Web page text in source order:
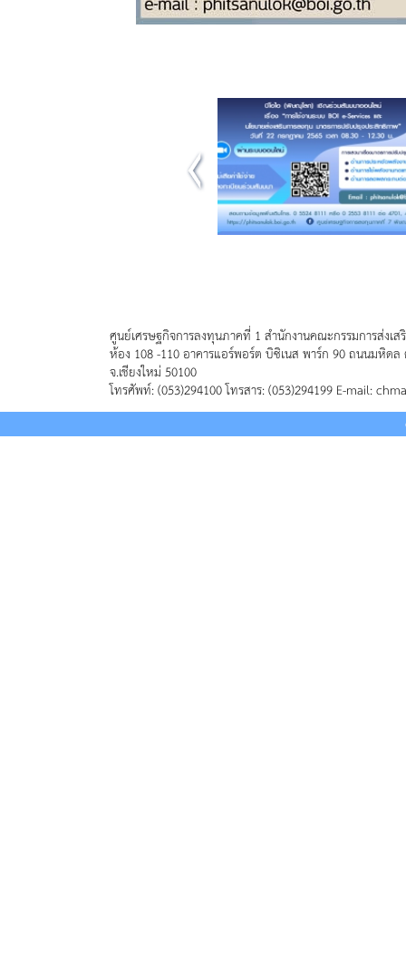
ศูนย์เศรษฐกิจการลงทุนภาคที่ 1 สำนักงานคณะกรรมการส่งเส
ห้อง 108 -110 อาคารแอร์พอร์ต บิซิเนส พาร์ก 90 ถนนมหิดล
จ.เชียงใหม่ 50100
โทรศัพท์: (053)294100 โทรสาร: (053)294199 E-mail: